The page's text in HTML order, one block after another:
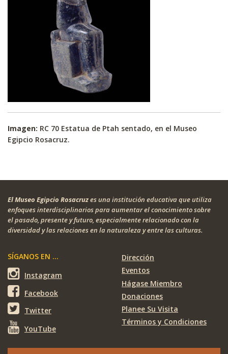
Imagen: RC 70 Estatua de Ptah sentado, en el Museo
Egipcio Rosacruz.
El Museo Egipcio Rosacruzes una institución educativa que utiliza
enfoques interdisciplinarios para aumentar el conocimiento sobre
el pasado, presente y futuro, especialmente relacionado con la
diversidad y las relaciones en la naturaleza y entre las culturas.
SÍGANOS EN ...
Instagram
Facebook
Twitter
YouTube
Dirección
Eventos
Hágase Miembro
Donaciones
Planee Su Visita
Términos y Condiciones